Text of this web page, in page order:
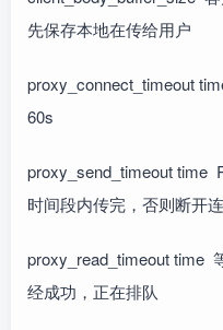
先保存本地在传给用户
proxy_connect_timeout
60s
proxy_send_timeout time
时间段内传完，否则断开
proxy_read_timeout time
经成功，正在排队